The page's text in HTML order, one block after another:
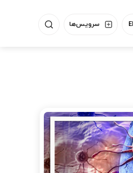
سرویس‌ها